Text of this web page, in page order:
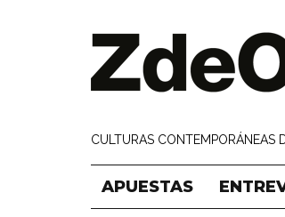
CULTURAS CONTEMPORÁNEAS
APUESTAS